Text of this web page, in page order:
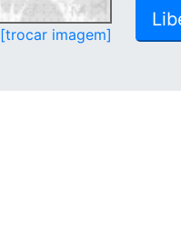
[trocar imagem]